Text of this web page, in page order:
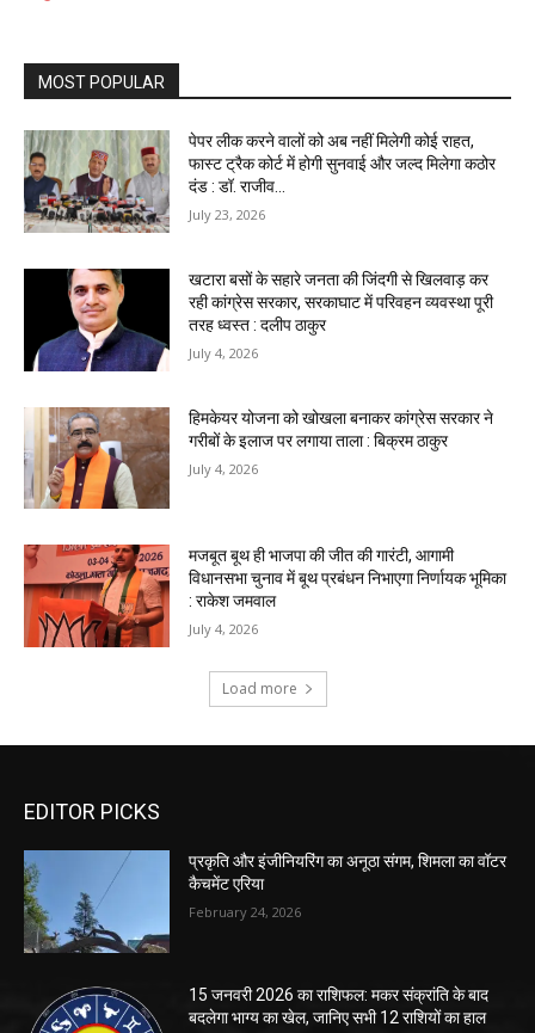
EDITOR PICKS
प्रकृति और इंजीनियरिंग का अनूठा संगम, शिमला का वॉटर
कैचमेंट एरिया
February 24, 2026
15 जनवरी 2026 का राशिफल: मकर संक्रांति के बाद
बदलेगा भाग्य का खेल, जानिए सभी 12 राशियों का हाल